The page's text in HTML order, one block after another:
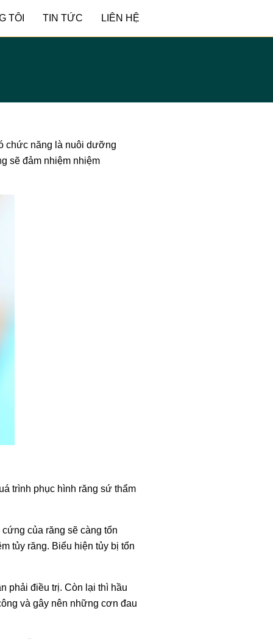
TÔI TIN TỨC LIÊN HỆ
chức năng là nuôi dưỡng
sẽ đảm nhiệm nhiệm
trình phục hình răng sứ thẩm
của răng sẽ càng tổn
tủy răng. Biểu hiện tủy bị tổn
phải điều trị. Còn lại thì hầu
và gây nên những cơn đau